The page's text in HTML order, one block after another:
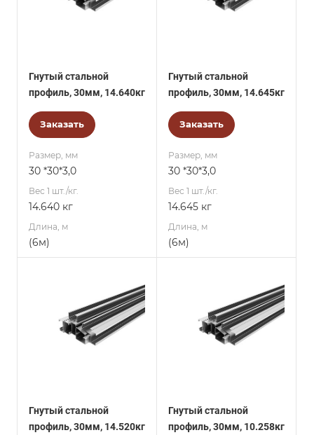
Гнутый стальной
профиль, 30мм, 14.640кг
Заказать
Размер, мм
30 *30*3,0
Вес 1 шт./кг.
14.640 кг
Длина, м
(6м)
Гнутый стальной
профиль, 30мм, 14.645кг
Заказать
Размер, мм
30 *30*3,0
Вес 1 шт./кг.
14.645 кг
Длина, м
(6м)
Гнутый стальной
профиль, 30мм, 14.520кг
Гнутый стальной
профиль, 30мм, 10.258кг